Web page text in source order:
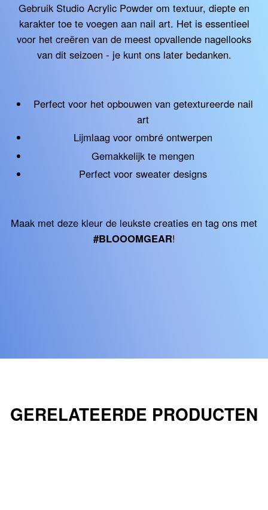
Gebruik Studio Acrylic Powder om textuur, diepte en
karakter toe te voegen aan nail art. Het is essentieel
voor het creëren van de meest opvallende nagellooks
van dit seizoen - je kunt ons later bedanken.
Perfect voor het opbouwen van getextureerde nail
art
Lijmlaag voor ombré ontwerpen
Gemakkelijk te mengen
Perfect voor sweater designs
Maak met deze kleur de leukste creaties en tag ons met
#BLOOOMGEAR!
GERELATEERDE PRODUCTEN